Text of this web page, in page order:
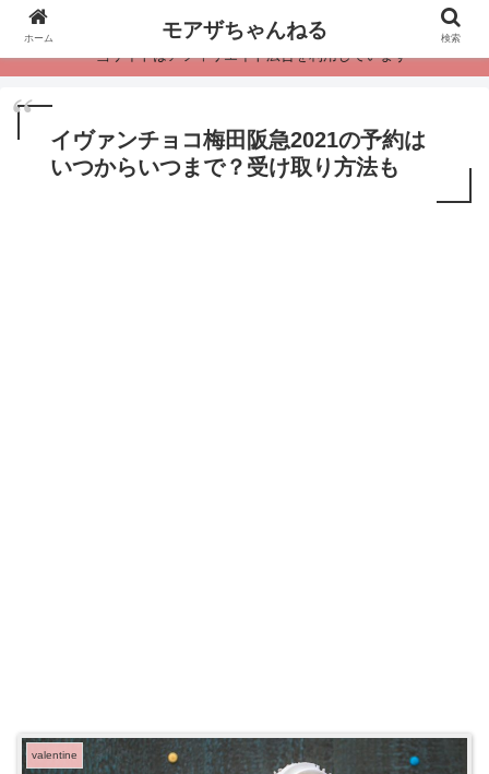
・当サイトはアフィリエイト広告を利用しています
イヴァンチョコ梅田阪急2021の予約は
いつからいつまで？受け取り方法も
valentine
ホーム モアザちゃんねる 検索